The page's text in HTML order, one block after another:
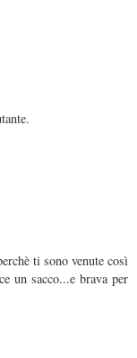
ti sono venute così
un sacco...e brava per